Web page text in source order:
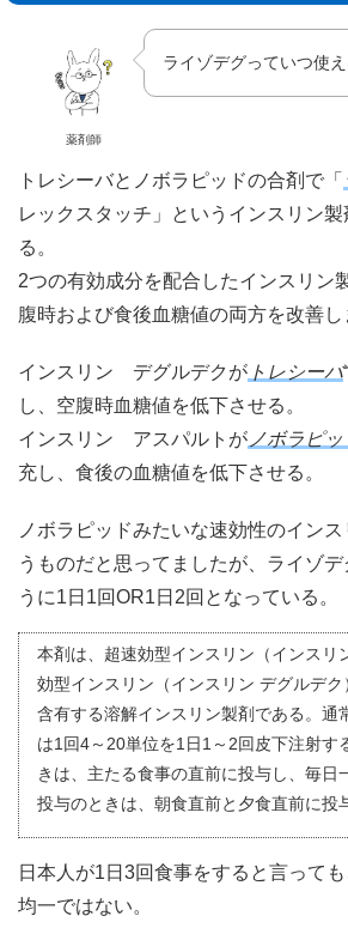
薬剤師
ライゾデグっていつ使
トレシーバとノボラピッドの合剤で「
レックスタッチ」というインスリン
る。
2つの有効成分を配合したインスリン
腹時および食後血糖値の両方を改善し
インスリン デグルデクが トレシーバ
し、空腹時血糖値を低下させる。
インスリン アスパルトが ノボラピッ
充し、食後の血糖値を低下させる。
ノボラピッドみたいな速効性のイン
うものだと思ってましたが、ライゾ
うに1日1回OR1日2回となっている。
本剤は、超速効型インスリン（インスリ
効型インスリン（インスリン デグルデ
含有する溶解インスリン製剤である。通
は1回4～20単位を1日1～2回皮下注射す
きは、主たる食事の直前に投与し、毎日
投与のときは、朝食直前と夕食直前に投
日本人が1日3回食事をすると言って
均一ではない。